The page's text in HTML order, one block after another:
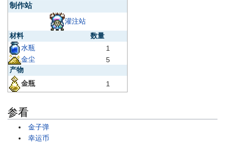
制作站
灌注站
材料
数量
水瓶
1
金尘
5
产物
金瓶
1
参看
金子弹
幸运币